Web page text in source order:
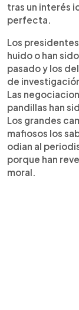
tras un interés
perfecta.
Los
huido o han
pasado y los
de
Las
pandillas han
Los grandes
mafiosos los
odian al
porque han
moral.